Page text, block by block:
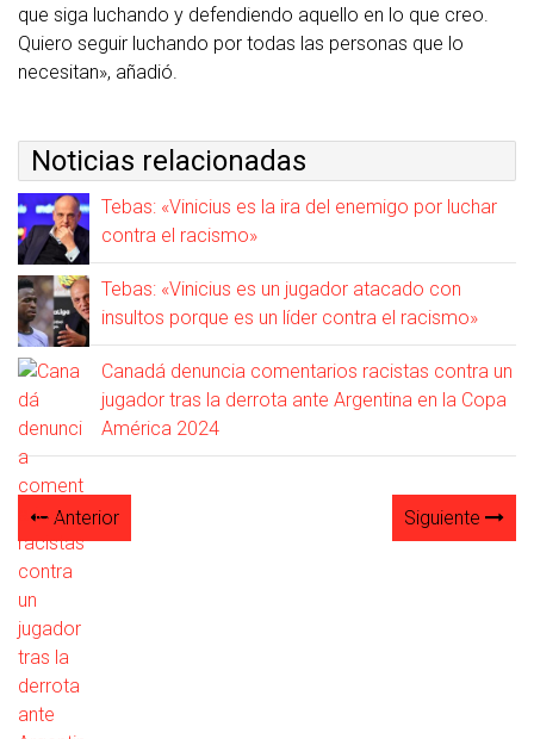
que siga luchando y defendiendo aquello en lo que creo.
Quiero seguir luchando por todas las personas que lo
necesitan», añadió.
Noticias relacionadas
Tebas: «Vinicius es la ira del enemigo por luchar
contra el racismo»
Tebas: «Vinicius es un jugador atacado con
insultos porque es un líder contra el racismo»
Canadá denuncia comentarios racistas contra un
jugador tras la derrota ante Argentina en la Copa
América 2024
Anterior Siguiente